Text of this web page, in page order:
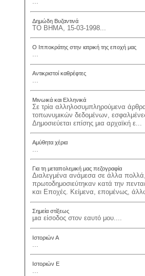
Δημώδη Βυζαντινά
ΤΟ ΒΗΜΑ, 15-03-1998...
Ο Ιπποκράτης στην ιατρική της εποχή μας
Αντικριστοί καθρέφτες
...
Μινωικά και Ελληνικά
Σε τρία αλληλοσυμπληρούμενα
τοπωνυμικών δεδομένων,
Δημοσιεύεται επίσης μια αρχαϊκή ε...
Αμύθητα χέρια
Για τη μεταπολεμική μας πεζογραφία
Διαλεγμένα ανάμεσα σε άλλα
πρωτοδημοσιεύτηκαν κατά την
και Εποχές. Κείμενα, επομένως,
Σημεία στίξεως
μια είσοδος στον εαυτό μου....
Ιστοριών Α
Ιστοριών Ε
...